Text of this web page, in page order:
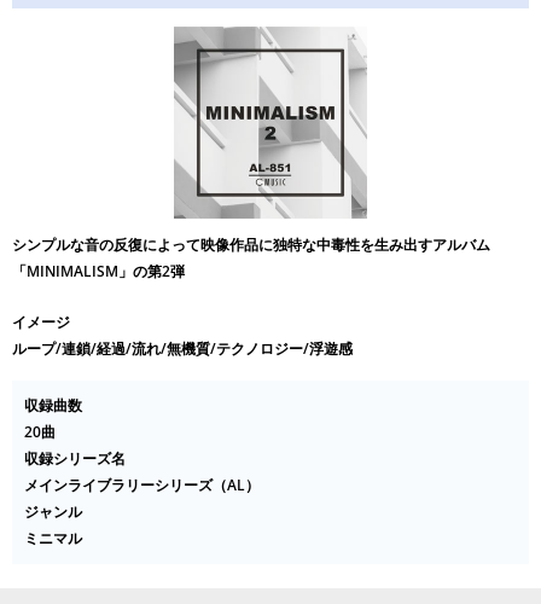
シンプルな音の反復によって映像作品に独特な中毒性を生み出すアルバム
「MINIMALISM」の第2弾
イメージ
ループ/連鎖/経過/流れ/無機質/テクノロジー/浮遊感
収録曲数
20曲
収録シリーズ名
メインライブラリーシリーズ（AL）
ジャンル
ミニマル